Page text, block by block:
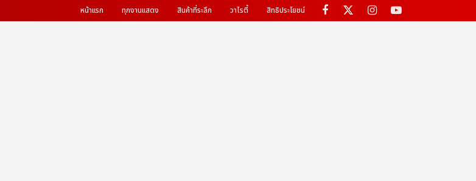
หน้าแรก ทุกงานแสดง สินค้าที่ระลึก วาไรตี้ สิทธิประโยชน์